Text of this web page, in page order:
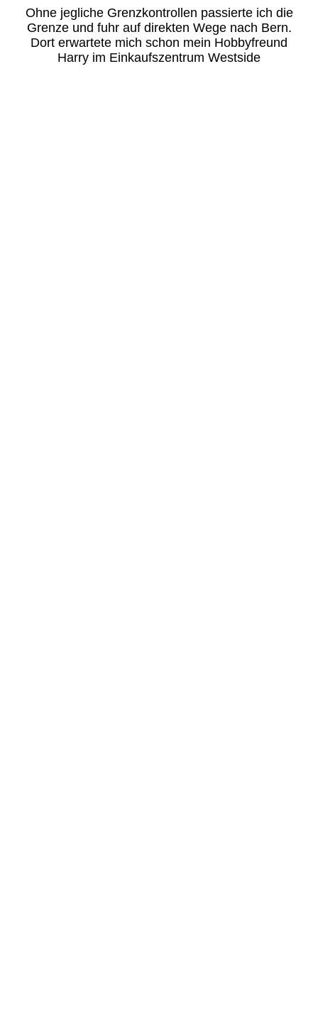
Ohne jegliche Grenzkontrollen passierte ich die
Grenze und fuhr auf direkten Wege nach Bern.
Dort erwartete mich schon mein Hobbyfreund
Harry im Einkaufszentrum Westside